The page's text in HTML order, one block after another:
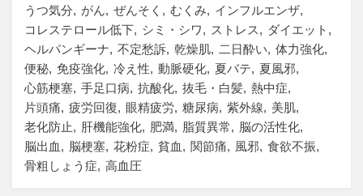
うつ気分 がん ぜんそく むくみ
インフルエンザ
コレステロール低下
シミ・シワ ストレス
ダイエット
ヘルパンギーナ
不定愁訴 乾燥肌 二日酔い
体力強化
便秘 免疫強化 冷え性 動脈硬化 夏バテ
夏風邪
心筋梗塞 手足口病 抗酸化 抜毛・白髪 熱中症
片頭痛
疲労回復 眼精疲労 糖尿病 紫外線
美肌
老化防止
肝機能強化 肥満 脂質異常
脳の活性化
脳出血
脳梗塞 花粉症 貧血 関節痛 風邪 食欲不振
骨粗しょう症
高血圧